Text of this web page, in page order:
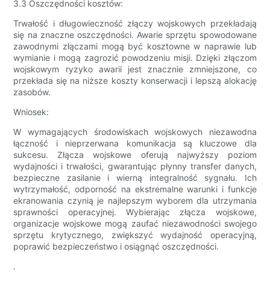
3.3 Oszczędności kosztów:
Trwałość i długowieczność złączy wojskowych przekładają
się na znaczne oszczędności. Awarie sprzętu spowodowane
zawodnymi złączami mogą być kosztowne w naprawie lub
wymianie i mogą zagrozić powodzeniu misji. Dzięki złączom
wojskowym ryzyko awarii jest znacznie zmniejszone, co
przekłada się na niższe koszty konserwacji i lepszą alokację
zasobów.
Wniosek:
W wymagających środowiskach wojskowych niezawodna
łączność i nieprzerwana komunikacja są kluczowe dla
sukcesu. Złącza wojskowe oferują najwyższy poziom
wydajności i trwałości, gwarantując płynny transfer danych,
bezpieczne zasilanie i wierną integralność sygnału. Ich
wytrzymałość, odporność na ekstremalne warunki i funkcje
ekranowania czynią je najlepszym wyborem dla utrzymania
sprawności operacyjnej. Wybierając złącza wojskowe,
organizacje wojskowe mogą zaufać niezawodności swojego
sprzętu krytycznego, zwiększyć wydajność operacyjną,
poprawić bezpieczeństwo i osiągnąć oszczędności.
.